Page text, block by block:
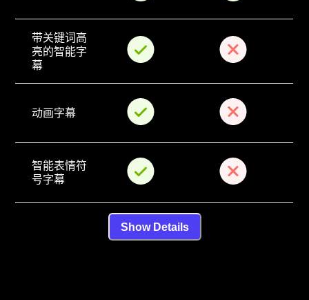
带关键词高
亮的智能字
幕
动画字幕
智能表情符
号字幕
Show Details